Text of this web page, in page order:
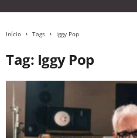
Início Tags Iggy Pop
Tag: Iggy Pop